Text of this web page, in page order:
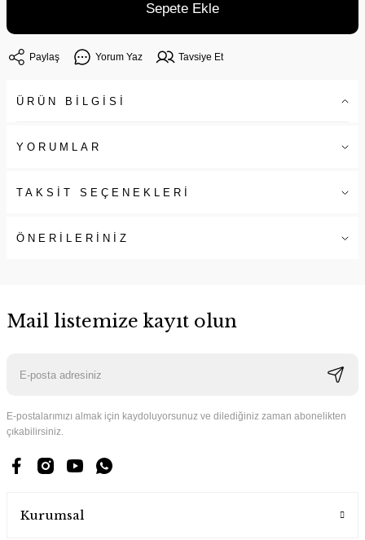
Sepete Ekle
Paylaş Yorum Yaz Tavsiye Et
ÜRÜN BİLGİSİ
YORUMLAR
TAKSİT SEÇENEKLERİ
ÖNERİLERİNİZ
Mail listemize kayıt olun
E-postalarımızı almak için kaydoluyorsunuz ve dilediğiniz zaman abonelikten
çıkabilirsiniz.
Kurumsal